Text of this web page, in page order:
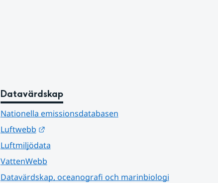
Datavärdskap
Nationella emissionsdatabasen
Luftwebb
Länk till annan webbplats.
Luftmiljödata
VattenWebb
Datavärdskap, oceanografi och marinbiologi